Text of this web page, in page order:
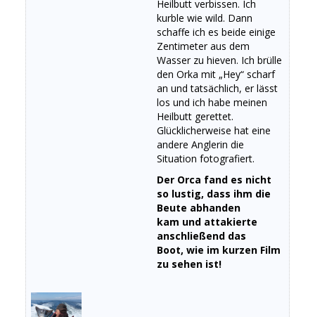
Heilbutt verbissen. Ich
kurble wie wild. Dann
schaffe ich es beide einige
Zentimeter aus dem
Wasser zu hieven. Ich brülle
den Orka mit „Hey“ scharf
an und tatsächlich, er lässt
los und ich habe meinen
Heilbutt gerettet.
Glücklicherweise hat eine
andere Anglerin die
Situation fotografiert.
Der Orca fand es nicht
so lustig, dass ihm die
Beute abhanden
kam und attakierte
anschließend das
Boot, wie im kurzen Film
zu sehen ist!